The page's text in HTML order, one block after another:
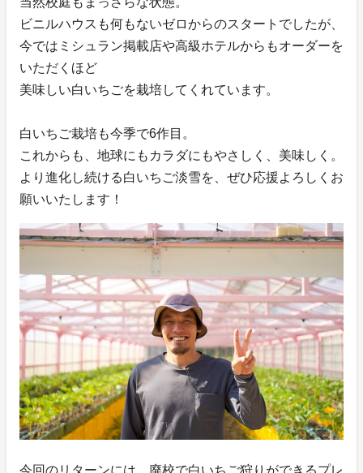
ビニルハウスも何もないゼロからのスタートでしたが、
今ではミシュラン掲載店や高級ホテルからもオーダーを
いただくほど
美味しい白いちごを栽培してくれています。
白いちご栽培も今季で6作目。
これからも、地球にもカラダにもやさしく、美味しく。
より進化し続ける白いちご淡雪を、ぜひ応援よろしくお
願いいたします！
今回のリターンには、廃校で白いちご狩りができるプレ